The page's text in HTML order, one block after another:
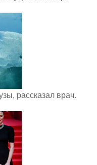
рассказал врач.